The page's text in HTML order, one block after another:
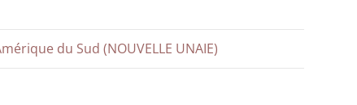
du Sud (NOUVELLE UNAIE)